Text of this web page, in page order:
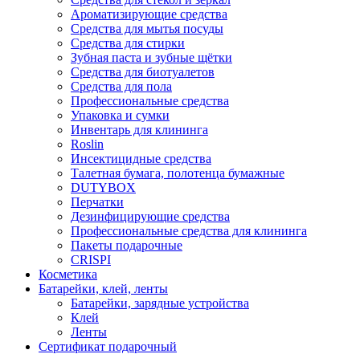
Ароматизирующие средства
Средства для мытья посуды
Средства для стирки
Зубная паста и зубные щётки
Средства для биотуалетов
Средства для пола
Профессиональные средства
Упаковка и сумки
Инвентарь для клининга
Roslin
Инсектицидные средства
Талетная бумага, полотенца бумажные
DUTYBOX
Перчатки
Дезинфицирующие средства
Профессиональные средства для клининга
Пакеты подарочные
CRISPI
Косметика
Батарейки, клей, ленты
Батарейки, зарядные устройства
Клей
Ленты
Сертификат подарочный